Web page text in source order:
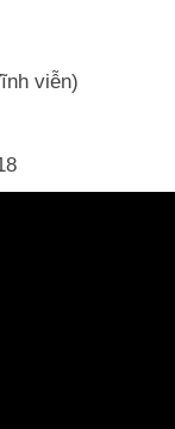
viễn)